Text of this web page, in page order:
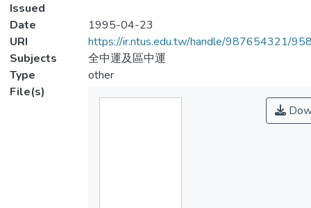
Issued
Date
1995-04-23
URI
https://ir.ntus.edu.tw/handle/987654321/
Subjects
全中運及區中運
Type
other
File(s)